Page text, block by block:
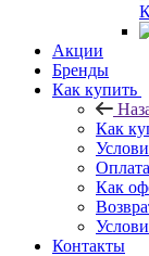
Акции
Бренды
Как купить
Как
Как
Контакты